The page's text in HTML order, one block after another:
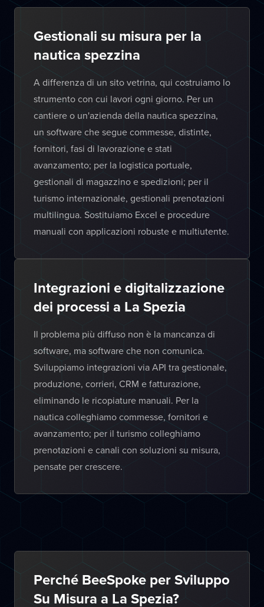
Gestionali su misura per la
nautica spezzina
A differenza di un sito vetrina, qui costruiamo lo
strumento con cui lavori ogni giorno. Per un
cantiere o un'azienda della nautica spezzina,
un software che segue commesse, distinte,
fornitori, fasi di lavorazione e stati
avanzamento; per la logistica portuale,
gestionali di magazzino e spedizioni; per il
turismo internazionale, gestionali prenotazioni
multilingua. Sostituiamo Excel e procedure
manuali con applicazioni robuste e multiutente.
Integrazioni e digitalizzazione
dei processi a La Spezia
Il problema più diffuso non è la mancanza di
software, ma software che non comunica.
Sviluppiamo integrazioni via API tra gestionale,
produzione, corrieri, CRM e fatturazione,
eliminando le ricopiature manuali. Per la
nautica colleghiamo commesse, fornitori e
avanzamento; per il turismo colleghiamo
prenotazioni e canali con soluzioni su misura,
pensate per crescere.
Perché BeeSpoke per Sviluppo
Su Misura a La Spezia?